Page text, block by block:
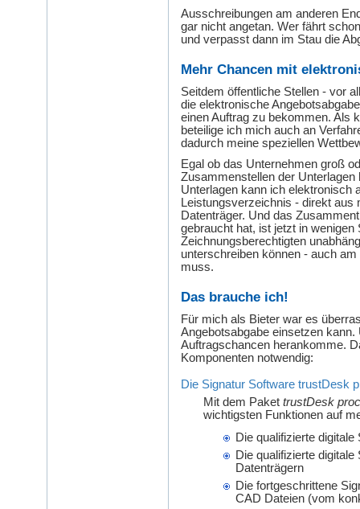
Ausschreibungen am anderen
gar nicht angetan. Wer fährt
und verpasst dann im Stau die
Mehr Chancen mit
Seitdem öffentliche Stellen - vor
die elektronische
einen Auftrag zu bekommen. Als
beteilige ich mich auch an
dadurch meine speziellen
Egal ob das Unternehmen groß
Zusammenstellen der
Unterlagen kann ich elektronisch
Leistungsverzeichnis - direkt aus
Datenträger. Und das
gebraucht hat, ist jetzt in wenigen
Zeichnungsberechtigten
unterschreiben können - auch
muss.
Das brauche ich!
Für mich als Bieter war es
Angebotsabgabe einsetzen
Auftragschancen herankomme.
Komponenten notwendig:
Die Signatur Software trustDesk
Mit dem Paket trustDesk
wichtigsten Funktionen auf
Die qualifizierte
Die qualifizierte
Datenträgern
Die fortgeschrittene
CAD Dateien (vom